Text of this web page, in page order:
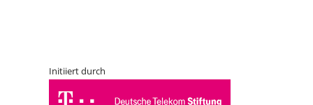
Initiiert durch